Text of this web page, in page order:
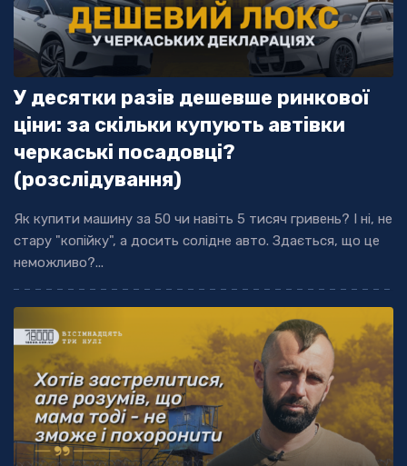
У десятки разів дешевше ринкової
ціни: за скільки купують автівки
черкаські посадовці?
(розслідування)
Як купити машину за 50 чи навіть 5 тисяч гривень? І ні, не
стару "копійку", а досить солідне авто. Здається, що це
неможливо?...